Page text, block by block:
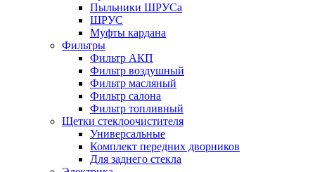
Пыльники ШРУСа
ШРУС
Муфты кардана
Фильтры
Фильтр АКП
Фильтр воздушный
Фильтр масляный
Фильтр салона
Фильтр топливный
Щетки стеклоочистителя
Универсальные
Комплект передних дворников
Для заднего стекла